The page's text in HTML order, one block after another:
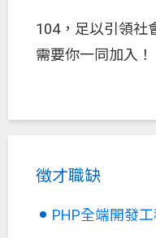
104，足以引領社
需要你一同加入！
徵才職缺
PHP全端開發